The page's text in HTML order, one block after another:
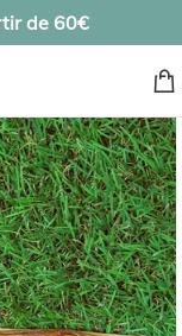
de 60€